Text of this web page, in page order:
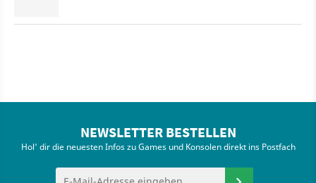
NEWSLETTER BESTELLEN
Hol' dir die neuesten Infos zu Games und Konsolen direkt ins Postfach